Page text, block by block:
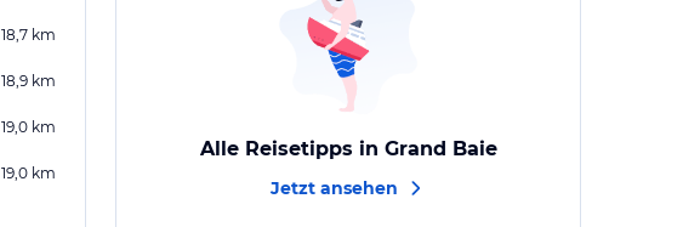
18,7 km
18,9 km
19,0 km
19,0 km
Alle Reisetipps in Grand Baie
Jetzt ansehen